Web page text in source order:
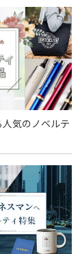
気のノベルテ